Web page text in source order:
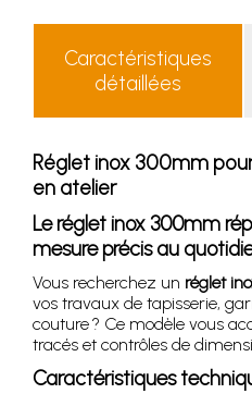
Caractéristiques
détaillées
Réglet inox 300mm
en atelier
Le réglet inox 300mm
mesure précis au
Vous recherchez un réglet
vos travaux de tapisserie,
couture ? Ce modèle vous
tracés et contrôles de
Caractéristiques